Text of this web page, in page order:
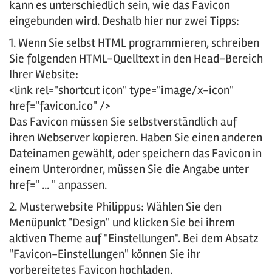
kann es unterschiedlich sein, wie das Favicon
eingebunden wird. Deshalb hier nur zwei Tipps:
1. Wenn Sie selbst HTML programmieren, schreiben
Sie folgenden HTML-Quelltext in den Head-Bereich
Ihrer Website:
<link rel="shortcut icon" type="image/x-icon"
href="favicon.ico" />
Das Favicon müssen Sie selbstverständlich auf
ihren Webserver kopieren. Haben Sie einen anderen
Dateinamen gewählt, oder speichern das Favicon in
einem Unterordner, müssen Sie die Angabe unter
href=" ... " anpassen.
2. Musterwebsite Philippus: Wählen Sie den
Menüpunkt "Design" und klicken Sie bei ihrem
aktiven Theme auf "Einstellungen". Bei dem Absatz
"Favicon-Einstellungen" können Sie ihr
vorbereitetes Favicon hochladen.